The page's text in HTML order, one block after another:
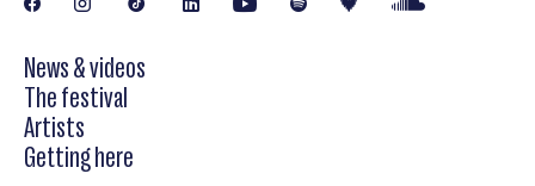
News & videos
The festival
Artists
Getting here